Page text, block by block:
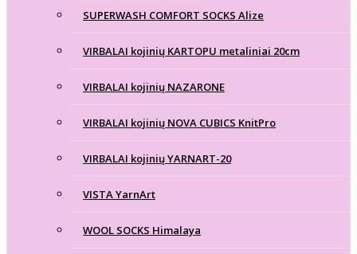
SUPERWASH COMFORT SOCKS Alize
VIRBALAI kojinių KARTOPU metaliniai 20cm
VIRBALAI kojinių NAZARONE
VIRBALAI kojinių NOVA CUBICS KnitPro
VIRBALAI kojinių YARNART-20
VISTA YarnArt
WOOL SOCKS Himalaya